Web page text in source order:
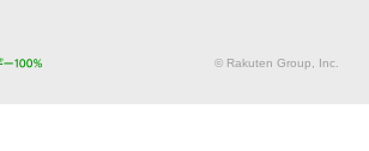
© Rakuten Group, Inc.